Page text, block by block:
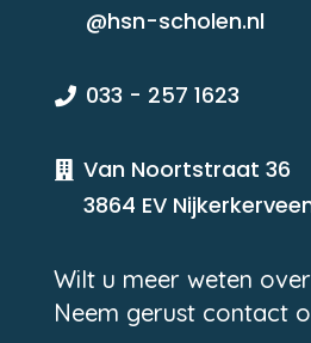
@hsn-scholen.nl
 033 - 257 1623

Van Noortstraat 36
3864 EV
Wilt u meer weten
Neem gerust contact